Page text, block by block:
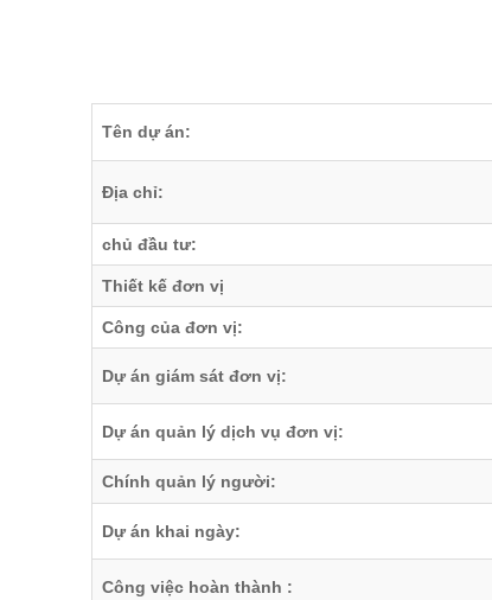
Tên dự án:
Địa chỉ:
chủ đầu tư:
Thiết kế đơn vị
Công của đơn vị:
Dự án giám sát đơn vị:
Dự án quản lý dịch vụ đơn vị:
Chính quản lý người:
Dự án khai ngày:
Công việc hoàn thành :